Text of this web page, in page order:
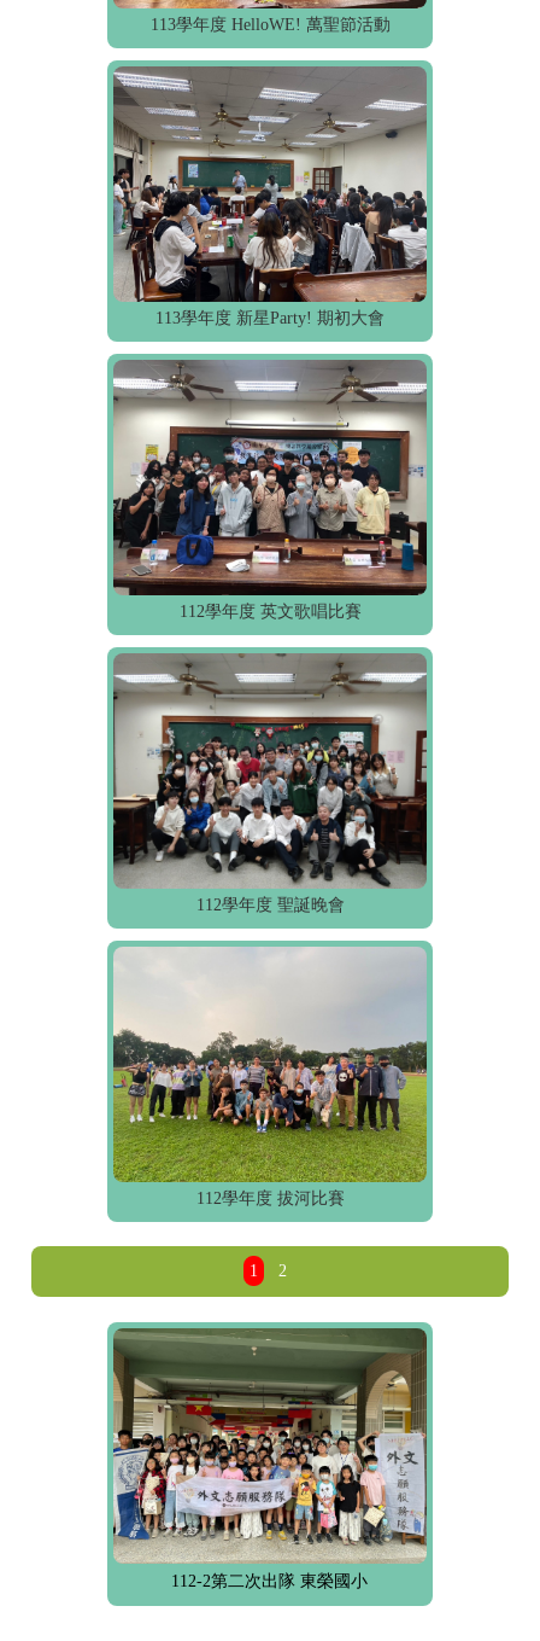
113學年度 HelloWE! 萬聖節活動
113學年度 新星Party! 期初大會
112學年度 英文歌唱比賽
112學年度 聖誕晚會
112學年度 拔河比賽
1 2
112-2第二次出隊 東榮國小